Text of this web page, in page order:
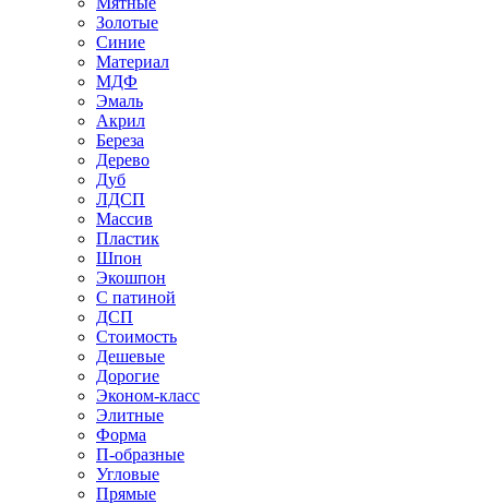
Золотые
Синие
Материал
МДФ
Эмаль
Акрил
Береза
Дерево
Дуб
ЛДСП
Массив
Пластик
Шпон
Экошпон
С патиной
ДСП
Стоимость
Дешевые
Дорогие
Эконом-класс
Элитные
Форма
П-образные
Угловые
Прямые